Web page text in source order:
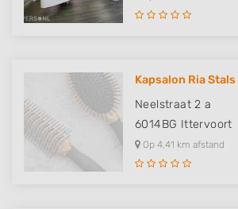
Kapsalon Ria Stals
Neelstraat 2 a
6014BG Ittervoort
Op 4,41 km afstand